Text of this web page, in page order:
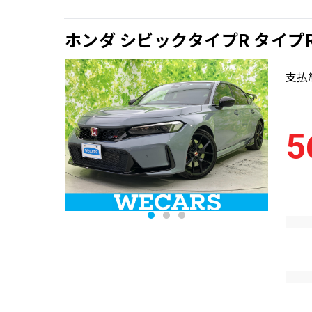
ホンダ シビックタイプR タイプ
支払